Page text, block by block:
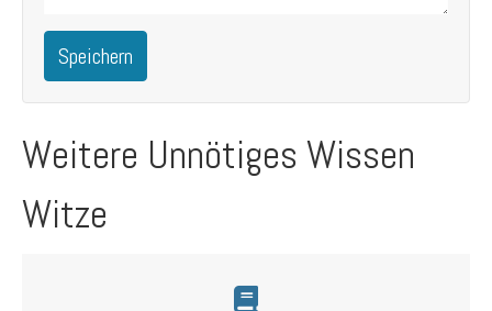
Speichern
Weitere Unnötiges Wissen
Witze